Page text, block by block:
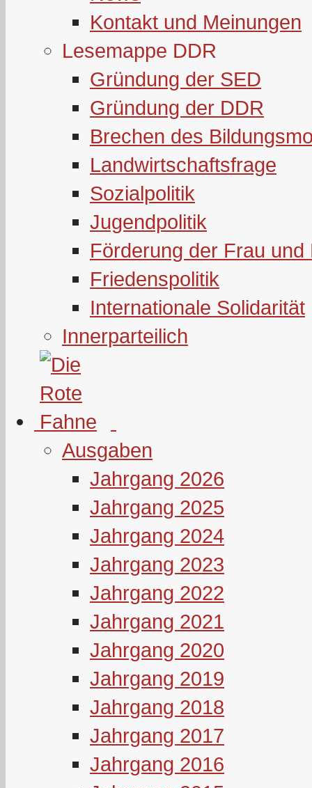
Kontakt und Meinungen
Lesemappe DDR
Gründung der SED
Gründung der DDR
Brechen des
Landwirtschaftsfrage
Sozialpolitik
Jugendpolitik
Förderung der Frau und
Friedenspolitik
Internationale Solidarität
Innerparteilich
Ausgaben
Jahrgang 2026
Jahrgang 2025
Jahrgang 2024
Jahrgang 2023
Jahrgang 2022
Jahrgang 2021
Jahrgang 2020
Jahrgang 2019
Jahrgang 2018
Jahrgang 2017
Jahrgang 2016